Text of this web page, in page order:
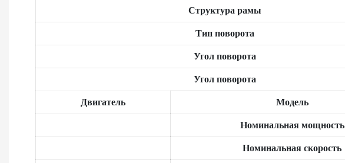
Структура рамы
Тип поворота
Угол поворота
Угол поворота
Двигатель
Модель
Номинальная мощность
Номинальная скорость